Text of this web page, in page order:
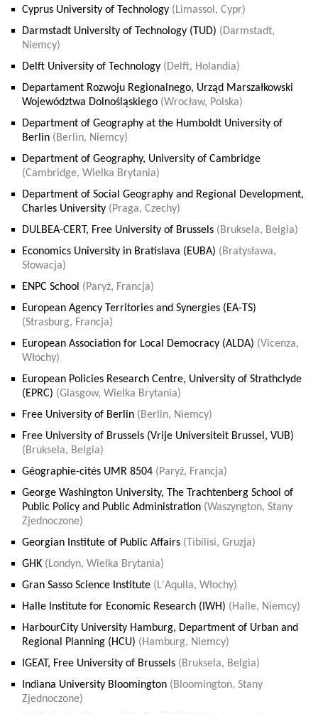
Cyprus University of Technology (Limassol, Cypr)
Darmstadt University of Technology (TUD) (Darmstadt,
Niemcy)
Delft University of Technology (Delft, Holandia)
Departament Rozwoju Regionalnego, Urząd Marszałkowski
Województwa Dolnośląskiego (Wrocław, Polska)
Department of Geography at the Humboldt University of
Berlin (Berlin, Niemcy)
Department of Geography, University of Cambridge
(Cambridge, Wielka Brytania)
Department of Social Geography and Regional Development,
Charles University (Praga, Czechy)
DULBEA-CERT, Free University of Brussels (Bruksela, Belgia)
Economics University in Bratislava (EUBA) (Bratysława,
Słowacja)
ENPC School (Paryż, Francja)
European Agency Territories and Synergies (EA-TS)
(Strasburg, Francja)
European Association for Local Democracy (ALDA) (Vicenza,
Włochy)
European Policies Research Centre, University of Strathclyde
(EPRC) (Glasgow, Wielka Brytania)
Free University of Berlin (Berlin, Niemcy)
Free University of Brussels (Vrije Universiteit Brussel, VUB)
(Bruksela, Belgia)
Géographie-cités UMR 8504 (Paryż, Francja)
George Washington University, The Trachtenberg School of
Public Policy and Public Administration (Waszyngton, Stany
Zjednoczone)
Georgian Institute of Public Affairs (Tibilisi, Gruzja)
GHK (Londyn, Wielka Brytania)
Gran Sasso Science Institute (L'Aquila, Włochy)
Halle Institute for Economic Research (IWH) (Halle, Niemcy)
HarbourCity University Hamburg, Department of Urban and
Regional Planning (HCU) (Hamburg, Niemcy)
IGEAT, Free University of Brussels (Bruksela, Belgia)
Indiana University Bloomington (Bloomington, Stany
Zjednoczone)